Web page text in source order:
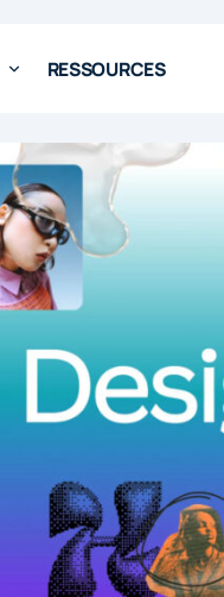
RESSOURCES